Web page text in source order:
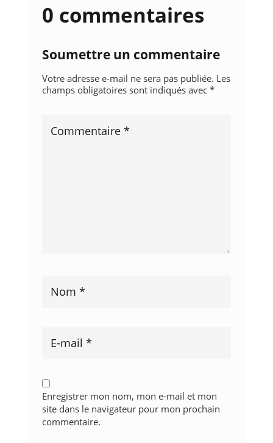
0 commentaires
Soumettre un commentaire
Votre adresse e-mail ne sera pas publiée. Les
champs obligatoires sont indiqués avec *
Enregistrer mon nom, mon e-mail et mon
site dans le navigateur pour mon prochain
commentaire.